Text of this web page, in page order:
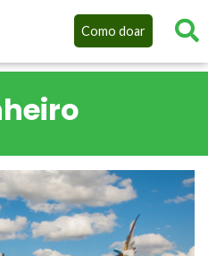
Como doar